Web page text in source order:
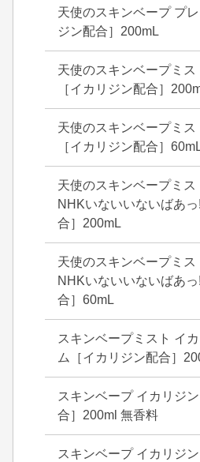
天使のスキンベープ プ
ジン配合］200mL
天使のスキンベープミス
［イカリジン配合］
天使のスキンベープミス
［イカリジン配合］
天使のスキンベープミス
NHKいないいないばあ
合］200mL
天使のスキンベープミス
NHKいないいないばあ
合］60mL
スキンベープミスト イ
ム［イカリジン配合］
スキンベープ イカリジ
合］200ml 無香料
スキンベープ イカリジ